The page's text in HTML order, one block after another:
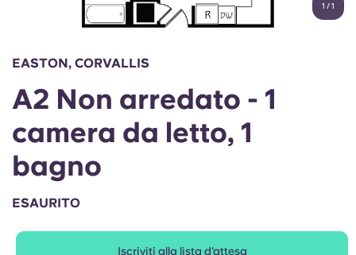
English (GB)
Chinese
Español
Deutsch
Seleziona un paese
Prenota ora
1 /1
EASTON, CORVALLIS
A2 Non arredato - 1
camera da letto, 1
bagno
ESAURITO
Iscriviti alla lista d'attesa